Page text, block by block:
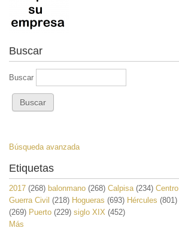
Buscar
Buscar
Búsqueda avanzada
Etiquetas
2017 (268) balonmano (268) Calpisa (234) Centro
Guerra Civil (218) Hogueras (693) Hércules (801)
(269) Puerto (229) siglo XIX (452)
Más